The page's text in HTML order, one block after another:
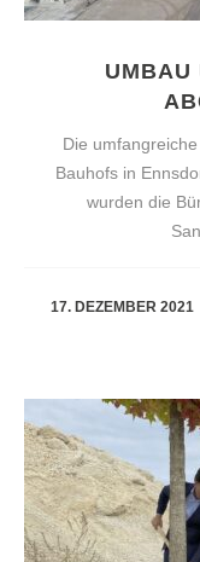
UMBAU
Die
Bauhofs in
wurden die
17. DEZEMBER 2021